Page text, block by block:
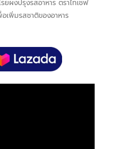
ยผงปรุงรสอาหาร ตราไทเชฟ
พิ่มรสชาติของอาหาร